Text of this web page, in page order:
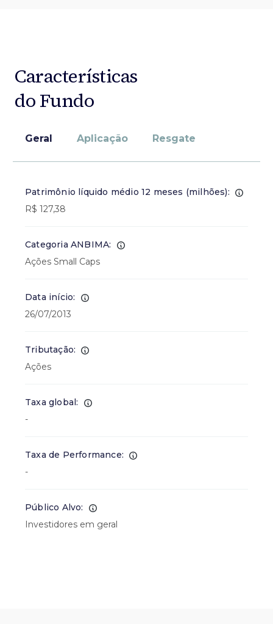
Características
do Fundo
Geral Aplicação Resgate
Patrimônio líquido médio 12 meses (milhões):
R$ 127,38
Categoria ANBIMA:
Ações Small Caps
Data início:
26/07/2013
Tributação:
Ações
Taxa global:
-
Taxa de Performance:
-
Público Alvo:
Investidores em geral